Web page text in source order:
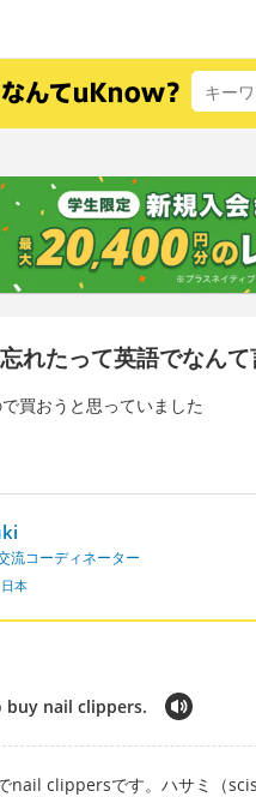
れたって英語でなんて
買おうと思っていました
流コーディネーター
日本
nail clippers.
nail clippersです。ハサミ（